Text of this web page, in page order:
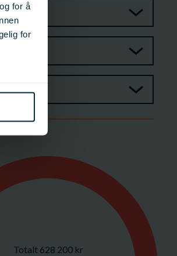
for å
for
Totalt 628 200 kr